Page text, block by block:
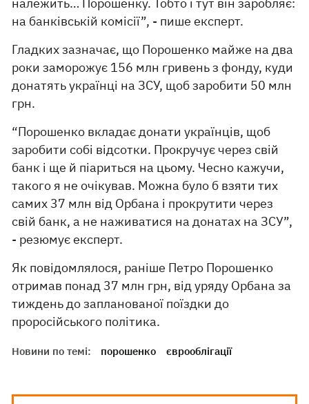
на банківській комісії”, - пише експерт.
Гладких зазначає, що Порошенко майже на два
роки заморожує 156 млн гривень з фонду, куди
донатять українці на ЗСУ, щоб заробити 50 млн
грн.
“Порошенко вкладає донати українців, щоб
заробити собі відсотки. Прокручує через свій
банк і ще й піариться на цьому. Чесно кажучи,
такого я не очікував. Можна було б взяти тих
самих 37 млн від Орбана і прокрутити через
свій банк, а не наживатися на донатах на ЗСУ”,
- резюмує експерт.
Як повідомлялося, раніше Петро Порошенко
отримав понад 37 млн грн, від уряду Орбана за
тиждень до запланованої поїздки до
проросійського політика.
Новини по темі: порошенко єврооблігації